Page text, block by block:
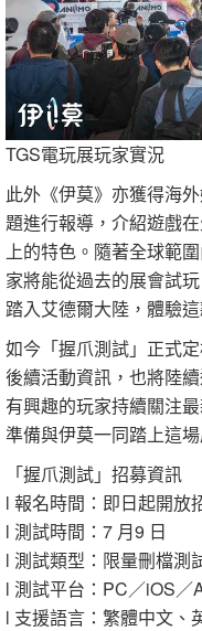
TGS電玩展玩家實況
此外《伊莫》亦獲得海
題進行報導，介紹遊戲
上的特色。隨著全球範
家將能從過去的展會試
踏入艾德爾大陸，體驗
如今「握爪測試」正式
後續活動資訊，也將陸
有興趣的玩家持續關注
準備與伊莫一同踏上這
「握爪測試」招募資訊
l 報名時間：即日起開放
l 測試時間：7 月9 日
l 測試類型：限量刪檔測
l 測試平台：PC／iOS／
l 支援語言：繁體中文、